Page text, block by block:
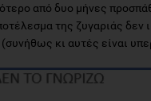
από δυο μήνες
της ζυγαριάς δεν
κι αυτές είναι